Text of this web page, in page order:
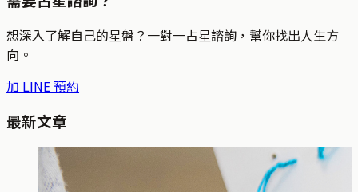
想深入了解自己的星盤？一對一占星諮詢，幫你找出人生方
向。
加 LINE 預約
最新文章